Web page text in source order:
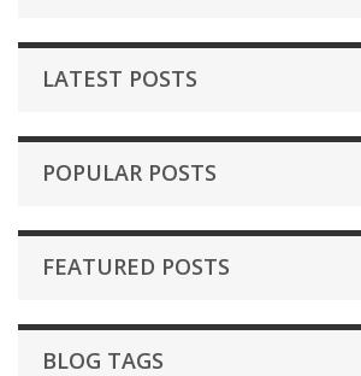
LATEST POSTS
POPULAR POSTS
FEATURED POSTS
BLOG TAGS